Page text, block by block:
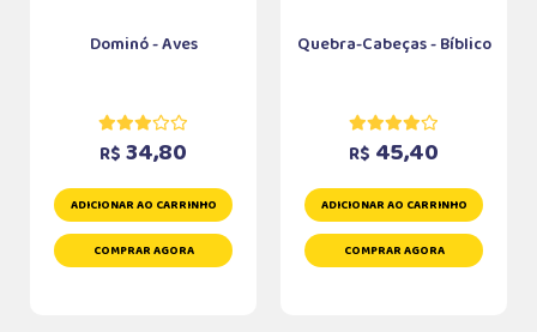
Dominó - Aves
R$ 34,80
ADICIONAR AO CARRINHO
COMPRAR AGORA
Quebra-Cabeças - Bíblico
R$ 45,40
ADICIONAR AO CARRINHO
COMPRAR AGORA